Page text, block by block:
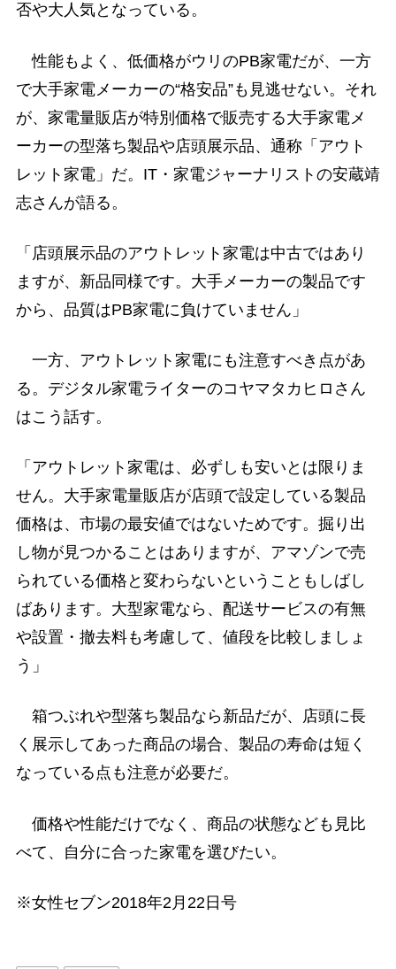
否や大人気となっている。
性能もよく、低価格がウリのPB家電だが、一方
で大手家電メーカーの“格安品”も見逃せない。それ
が、家電量販店が特別価格で販売する大手家電メ
ーカーの型落ち製品や店頭展示品、通称「アウト
レット家電」だ。IT・家電ジャーナリストの安蔵靖
志さんが語る。
「店頭展示品のアウトレット家電は中古ではあり
ますが、新品同様です。大手メーカーの製品です
から、品質はPB家電に負けていません」
一方、アウトレット家電にも注意すべき点があ
る。デジタル家電ライターのコヤマタカヒロさん
はこう話す。
「アウトレット家電は、必ずしも安いとは限りま
せん。大手家電量販店が店頭で設定している製品
価格は、市場の最安値ではないためです。掘り出
し物が見つかることはありますが、アマゾンで売
られている価格と変わらないということもしばし
ばあります。大型家電なら、配送サービスの有無
や設置・撤去料も考慮して、値段を比較しましょ
う」
箱つぶれや型落ち製品なら新品だが、店頭に長
く展示してあった商品の場合、製品の寿命は短く
なっている点も注意が必要だ。
価格や性能だけでなく、商品の状態なども見比
べて、自分に合った家電を選びたい。
※女性セブン2018年2月22日号